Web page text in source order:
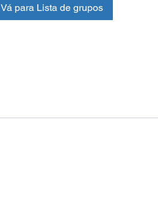
Vá para Lista de grupos